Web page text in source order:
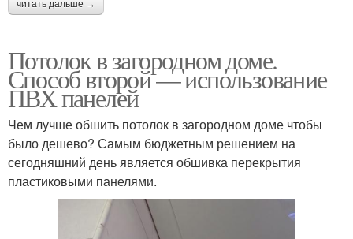
читать дальше →
Потолок в загородном доме.
Способ второй — использование
ПВХ панелей
Чем лучше обшить потолок в загородном доме чтобы
было дешево? Самым бюджетным решением на
сегодняшний день является обшивка перекрытия
пластиковыми панелями.